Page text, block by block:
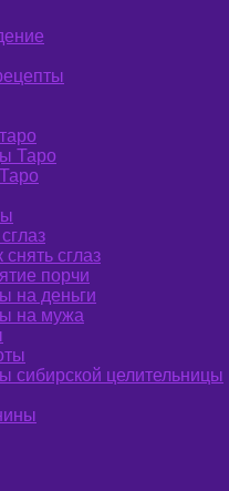
Таро
снять сглаз
порчи
на деньги
на мужа
сибирской целительницы